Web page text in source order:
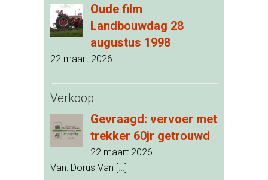
Oude film
Landbouwdag 28
augustus 1998
22 maart 2026
Verkoop
Gevraagd: vervoer met
trekker 60jr getrouwd
22 maart 2026
Van: Dorus Van […]